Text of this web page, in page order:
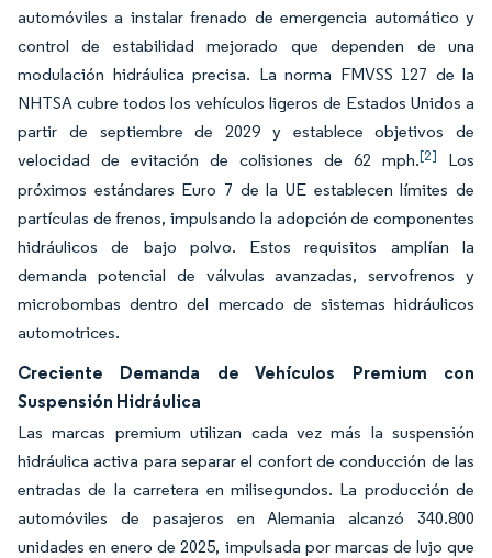
automóviles a instalar frenado de emergencia automático y
control de estabilidad mejorado que dependen de una
modulación hidráulica precisa. La norma FMVSS 127 de la
NHTSA cubre todos los vehículos ligeros de Estados Unidos a
partir de septiembre de 2029 y establece objetivos de
velocidad de evitación de colisiones de 62 mph.[2]
Los
próximos estándares Euro 7 de la UE establecen límites de
partículas de frenos, impulsando la adopción de componentes
hidráulicos de bajo polvo. Estos requisitos amplían la
demanda potencial de válvulas avanzadas, servofrenos y
microbombas dentro del mercado de sistemas hidráulicos
automotrices.
Creciente Demanda de Vehículos Premium con
Suspensión Hidráulica
Las marcas premium utilizan cada vez más la suspensión
hidráulica activa para separar el confort de conducción de las
entradas de la carretera en milisegundos. La producción de
automóviles de pasajeros en Alemania alcanzó 340.800
unidades en enero de 2025, impulsada por marcas de lujo que